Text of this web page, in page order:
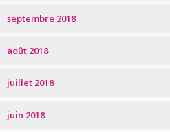
septembre 2018
août 2018
juillet 2018
juin 2018